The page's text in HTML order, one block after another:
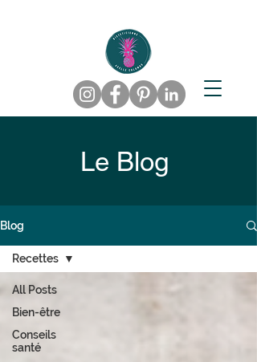
Le Blog
Blog
All Posts
Bien-être
Conseils
santé
Recettes